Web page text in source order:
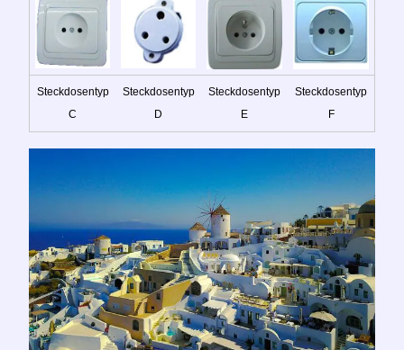
Steckdosentyp
C
Steckdosentyp
D
Steckdosentyp
E
Steckdosentyp
F